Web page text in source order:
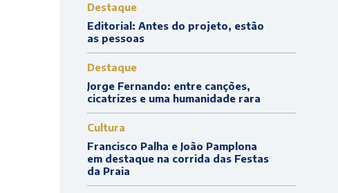
Destaque
Editorial: Antes do projeto, estão
as pessoas
Destaque
Jorge Fernando: entre canções,
cicatrizes e uma humanidade rara
Cultura
Francisco Palha e João Pamplona
em destaque na corrida das Festas
da Praia